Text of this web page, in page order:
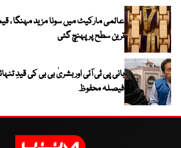
ترین سطح پر پہنچ گئی
بانی پی ٹی آئی اور بشریٰ بی بی کی قیدِ
فیصلہ محفوظ